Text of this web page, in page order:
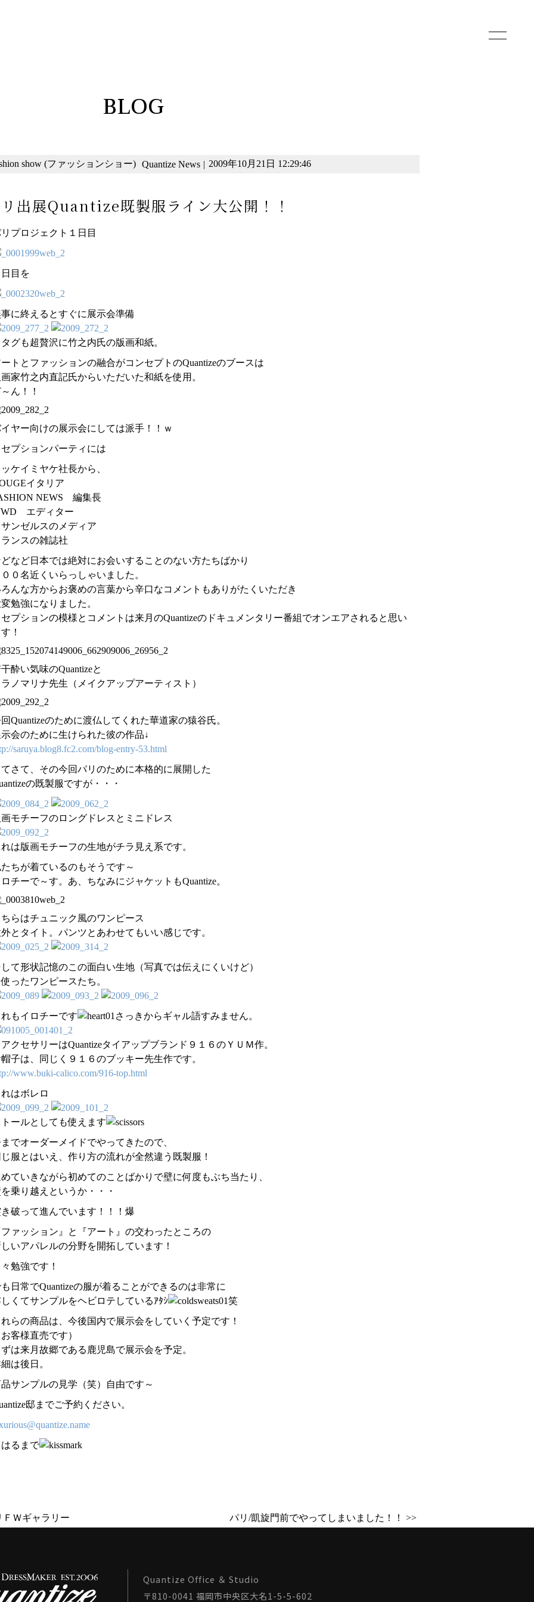
BLOG
show (ファッションショー) Quantize News | 2009年10月21日 12:29:46
出展Quantize既製服ライン大公開！！
プロジェクト１日目
目を
に終えるとすぐに展示会準備
グも超贅沢に竹之内氏の版画和紙。
トとファッションの融合がコンセプトのQuantizeのブースは
家竹之内直記氏からいただいた和紙を使用。
ん！！
ヤー向けの展示会にしては派手！！ｗ
プションパーティには
ケイミヤケ社長から、
イタリア
NEWS 編集長
エディター
ンゼルスのメディア
ンスの雑誌社
など日本では絶対にお会いすることのない方たちばかり
０名近くいらっしゃいました。
んな方からお褒めの言葉から辛口なコメントもありがたくいただき
勉強になりました。
プションの模様とコメントは来月のQuantizeのドキュメンタリー番組でオンエアされると思い
！
酔い気味のQuantizeと
ノマリナ先生（メイクアップアーティスト）
Quantizeのために渡仏してくれた華道家の猿谷氏。
会のために生けられた彼の作品↓
saruya.blog8.fc2.com/blog-entry-53.html
さて、その今回パリのために本格的に展開した
の既製服ですが・・・
モチーフのロングドレスとミニドレス
は版画モチーフの生地がチラ見え系です。
ちが着ているのもそうです～
チーで～す。あ、ちなみにジャケットもQuantize。
らはチュニック風のワンピース
とタイト。パンツとあわせてもいい感じです。
て形状記憶のこの面白い生地（写真では伝えにくいけど）
ったワンピースたち。
もイロチーです さっきからギャル語すみません。
クセサリーはQuantizeタイアップブランド９１６のＹＵＭ作。
子は、同じく９１６のブッキー先生作です。
www.buki-calico.com/916-top.html
はボレロ
ールとしても使えます
でオーダーメイドでやってきたので、
服とはいえ、作り方の流れが全然違う既製服！
ていきながら初めてのことばかりで壁に何度もぶち当たり、
乗り越えというか・・・
破って進んでいます！！！爆
ァッション』と『アート』の交わったところの
いアパレルの分野を開拓しています！
勉強です！
日常でQuantizeの服が着ることができるのは非常に
くてサンプルをヘビロテしているｱﾀｼ
笑
らの商品は、今後国内で展示会をしていく予定です！
客様直売です）
は来月故郷である鹿児島で展示会を予定。
は後日。
サンプルの見学（笑）自由です～
邸までご予約ください。
るまで
ＦＷギャラリー パリ/凱旋門前でやってしまいました！！ >>
Quantize Office ＆ Studio
〒810-0041 福岡市中央区大名1-5-5-602